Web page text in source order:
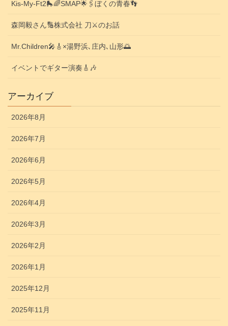
Kis-My-Ft2🛼🌈SMAP🌟🖇️ぼくの青春👣
森岡毅さん🔢株式会社 刀⚔️のお話
Mr.Children🎤🎸×湯野浜､庄内､山形🌅
イベントでギター演奏🎸🎶
アーカイブ
2026年8月
2026年7月
2026年6月
2026年5月
2026年4月
2026年3月
2026年2月
2026年1月
2025年12月
2025年11月